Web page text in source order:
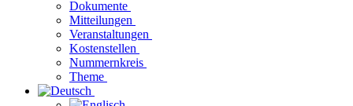
Dokumente
Mitteilungen
Veranstaltungen
Kostenstellen
Nummernkreis
Theme